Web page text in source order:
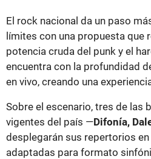
El rock nacional da un paso
límites con una propuesta que
potencia cruda del punk y el
encuentra con la profundidad
en vivo, creando una
Sobre el escenario, tres de las
vigentes del país —Difonía,
desplegarán sus repertorios
adaptadas para formato